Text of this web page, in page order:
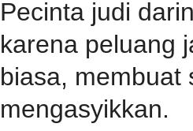
Pecinta judi
karena peluang
biasa, membuat
mengasyikkan.